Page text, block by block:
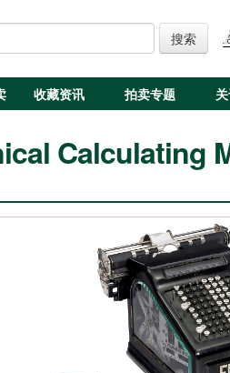
搜索
收藏资讯 拍卖专题
Calculating